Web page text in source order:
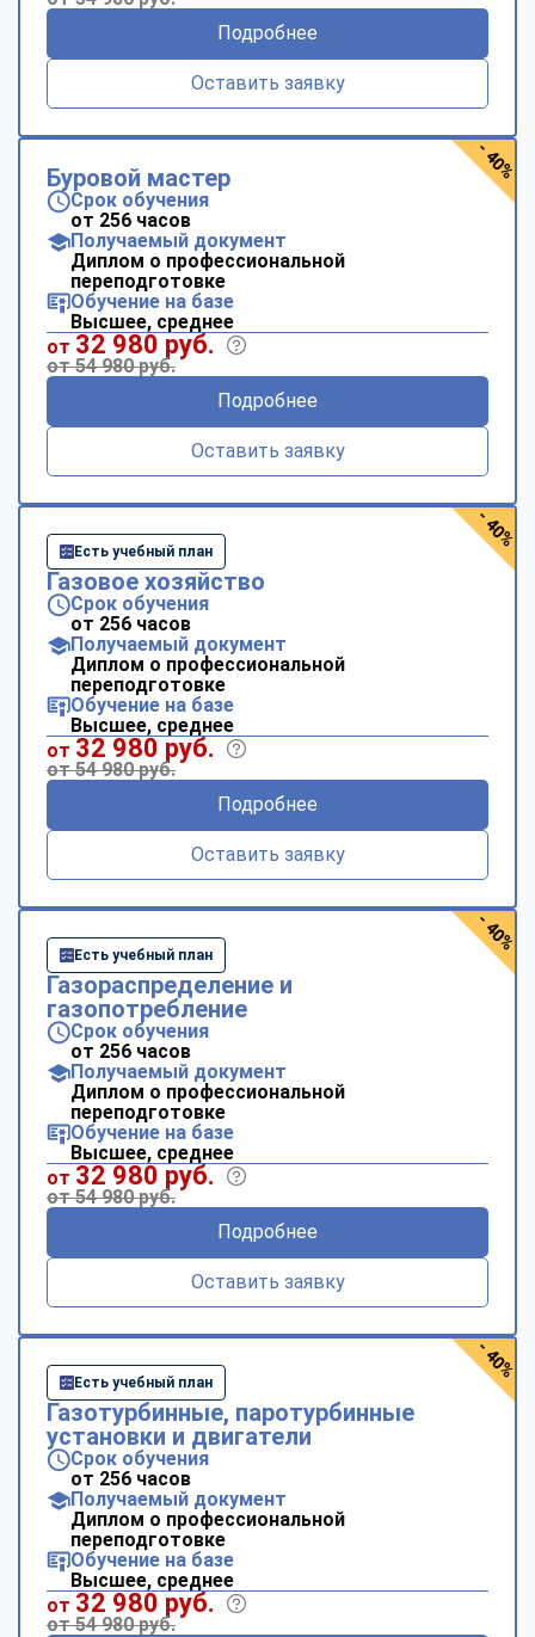
Подробнее
Оставить заявку
Буровой мастер
Срок обучения
от 256 часов
Получаемый документ
Диплом о профессиональной
переподготовке
Обучение на базе
Высшее, среднее
от 32 980 руб.
от 54 980 руб.
Подробнее
Оставить заявку
- 40%
Есть учебный план
Газовое хозяйство
Срок обучения
от 256 часов
Получаемый документ
Диплом о профессиональной
переподготовке
Обучение на базе
Высшее, среднее
от 32 980 руб.
от 54 980 руб.
Подробнее
Оставить заявку
- 40%
Есть учебный план
Газораспределение и
газопотребление
Срок обучения
от 256 часов
Получаемый документ
Диплом о профессиональной
переподготовке
Обучение на базе
Высшее, среднее
от 32 980 руб.
от 54 980 руб.
Подробнее
Оставить заявку
- 40%
Есть учебный план
Газотурбинные, паротурбинные
установки и двигатели
Срок обучения
от 256 часов
Получаемый документ
Диплом о профессиональной
переподготовке
Обучение на базе
Высшее, среднее
от 32 980 руб.
от 54 980 руб.
- 40%